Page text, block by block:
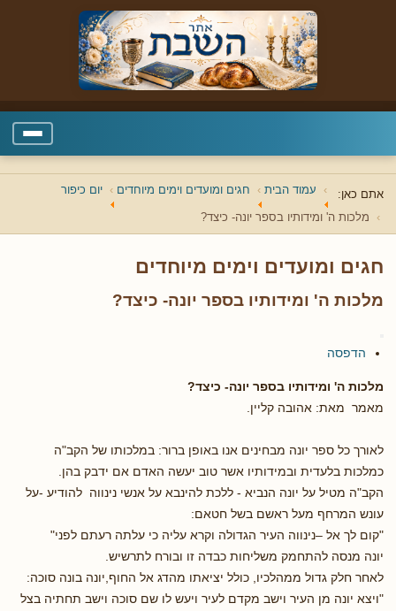
אתם כאן: עמוד הבית חגים ומועדים וימים מיוחדים יום כיפור
מלכות ה' ומידותיו בספר יונה- כיצד?
חגים ומועדים וימים מיוחדים
מלכות ה' ומידותיו בספר יונה- כיצד?
הדפסה
מלכות ה' ומידותיו בספר יונה- כיצד?
מאמר מאת: אהובה קליין.
לאורך כל ספר יונה מבחינים אנו באופן ברור: במלכותו של הקב"ה
כמלכות בלעדית ובמידותיו אשר טוב יעשה האדם אם ידבק בהן.
הקב"ה מטיל על יונה הנביא - ללכת להינבא על אנשי נינווה להודיע -על
עונש המרחף מעל ראשם בשל חטאם:
"קום לך אל –נינווה העיר הגדולה וקרא עליה כי עלתה רעתם לפני"
יונה מנסה להתחמק משליחות כבדה זו ובורח לתרשיש.
לאחר חלק גדול ממהלכיו, כולל יציאתו מהדג אל החוף,יונה בונה סוכה:
"ויצא יונה מן העיר וישב מקדם לעיר ויעש לו שם סוכה וישב תחתיה בצל